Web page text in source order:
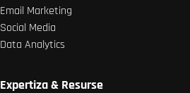
Email Marketing
Social Media
Data Analytics
Expertiza & Resurse